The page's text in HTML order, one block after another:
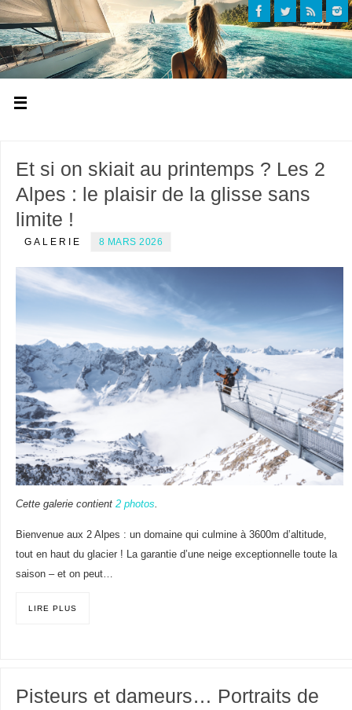
Et si on skiait au printemps ? Les 2
Alpes : le plaisir de la glisse sans
limite !
GALERIE 8 MARS 2026
Cette galerie contient 2 photos
Bienvenue aux 2 Alpes : un domaine qui culmine à 3600m d’altitude,
tout en haut du glacier ! La garantie d’une neige exceptionnelle toute la
saison – et on peut…
LIRE PLUS
Pisteurs et dameurs… Portraits de